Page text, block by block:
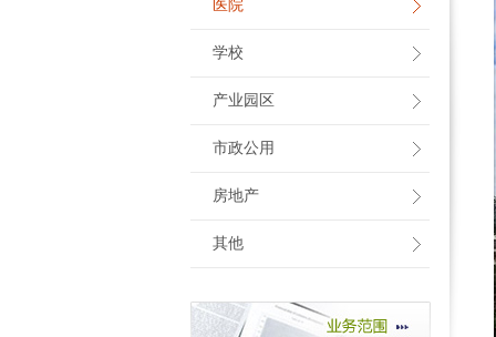
医院
学校
产业园区
市政公用
房地产
其他